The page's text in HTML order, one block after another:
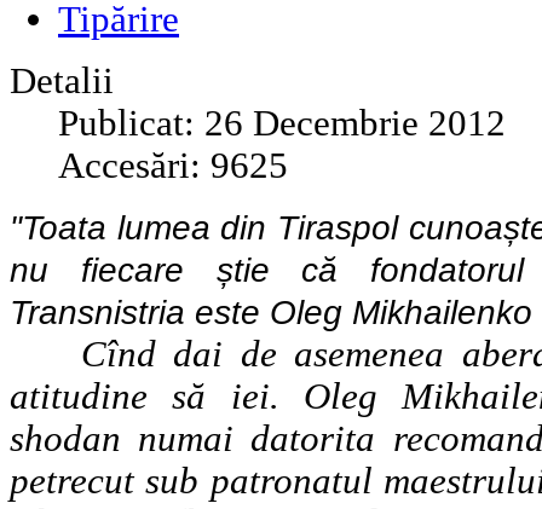
Detalii
Publicat: 26 Decembrie 2012
Accesări: 9625
"Toata lumea din Tiraspol
nu fiecare știe că
Transnistria este Oleg
Cînd dai de asemenea
atitudine să iei. Oleg
shodan numai datorita
petrecut sub patronatul